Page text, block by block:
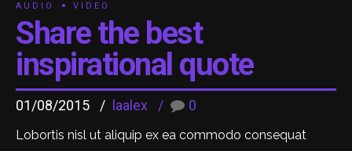
AUDIO VIDEO
Share the best
inspirational quote
01/08/2015 laalex 0
Lobortis nisl ut aliquip ex ea commodo consequat